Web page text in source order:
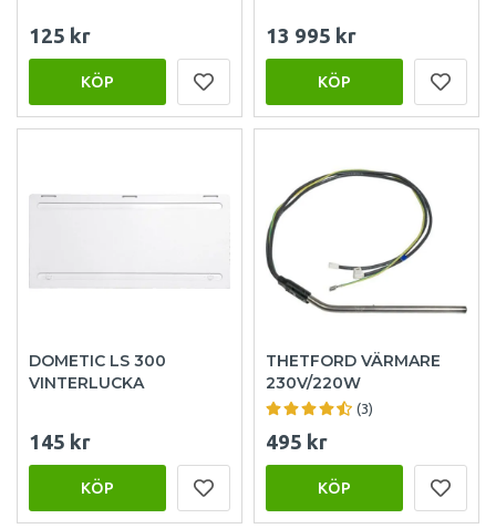
125 kr
KÖP
13 995 kr
KÖP
DOMETIC LS 300
VINTERLUCKA
145 kr
KÖP
THETFORD VÄRMARE
230V/220W
(3)
495 kr
KÖP